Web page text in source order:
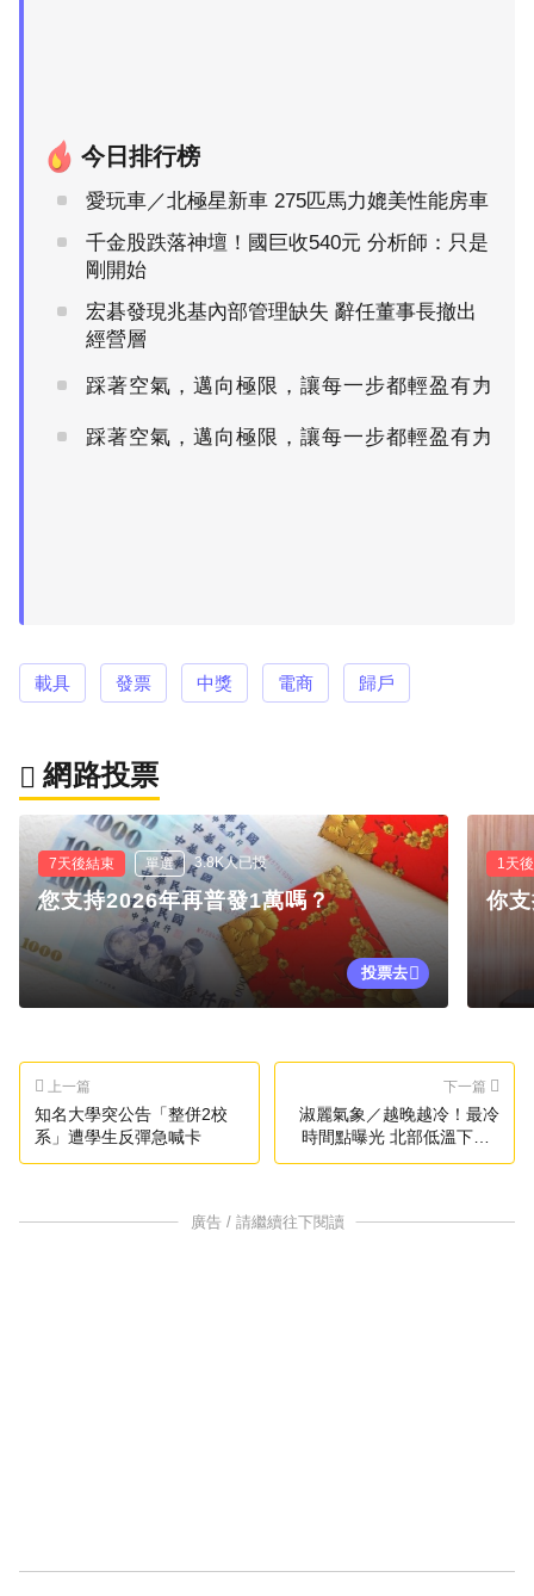
今日排行榜
愛玩車／北極星新車 275匹馬力媲美性能房車
千金股跌落神壇！國巨收540元 分析師：只是
剛開始
宏碁發現兆基內部管理缺失 辭任董事長撤出
經營層
踩著空氣，邁向極限，讓每一步都輕盈有力
PR
踩著空氣，邁向極限，讓每一步都輕盈有力
PR
載具 發票 中獎 電商 歸戶
網路投票
7天後結束 單選 3.8K人已投
您支持2026年再普發1萬嗎？
投票去
1天
你
上一篇
知名大學突公告「整併2校
系」遭學生反彈急喊卡
下一篇
淑麗氣象／越晚越冷！最冷
時間點曝光 北部低溫下探9
度
廣告 / 請繼續往下閱讀